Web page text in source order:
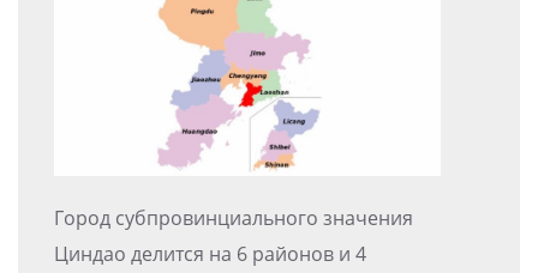
Город субпровинциального значения
Циндао делится на 6 районов и 4